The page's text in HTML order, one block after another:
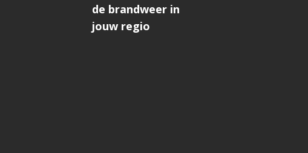
de brandweer in
jouw regio